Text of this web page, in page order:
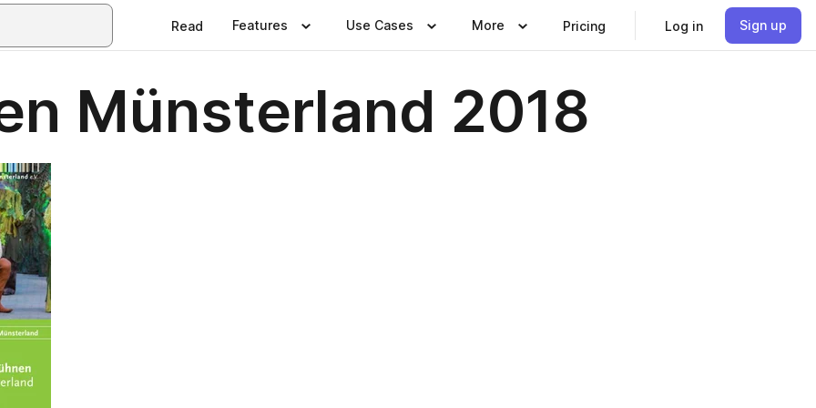
Read Features Use Cases More Pricing Log in Sign up
Münsterland 2018